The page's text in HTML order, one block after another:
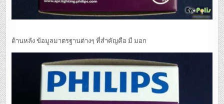
ด้านหลัง ข้อมูลมาตรฐานต่างๆ ที่สำคัญคือ มี มอก